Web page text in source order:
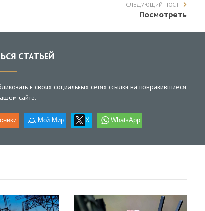
СЛЕДУЮЩИЙ ПОСТ
Посмотреть
СТАТЬЕЙ
в своих социальных сетях ссылки на понравившиеся
сайте.
Мой Мир X WhatsApp